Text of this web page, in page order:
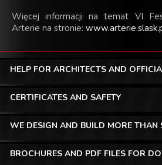
Więcej informacji na temat VI
Arterie na stronie:
HELP FOR ARCHITECTS AND
CERTIFICATES AND SAFETY
WE DESIGN AND BUILD MORE THAN
BROCHURES AND PDF FILES FOR